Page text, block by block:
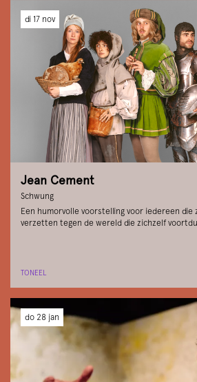
Jean Cement
Schwung
Een humorvolle voorstelling voor iedereen die
verzetten tegen de wereld die zichzelf
di 17 nov
TONEEL
do 28 jan